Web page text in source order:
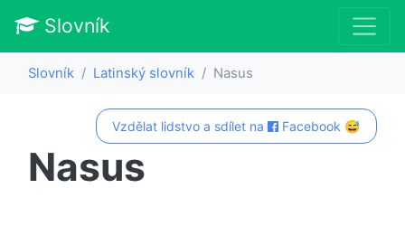
Slovník
Slovník Latinský slovník Nasus
Vzdělat lidstvo a sdílet na Facebook 😅
Nasus